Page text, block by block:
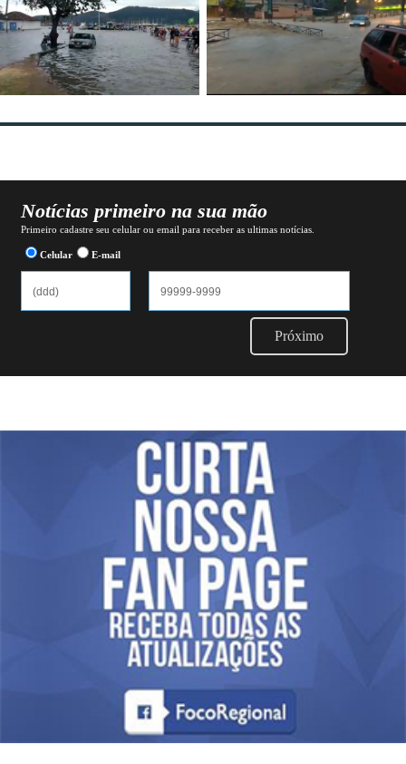
Notícias primeiro na sua mão
Primeiro cadastre seu celular ou email para receber as ultimas notícias.
Celular E-mail
Próximo